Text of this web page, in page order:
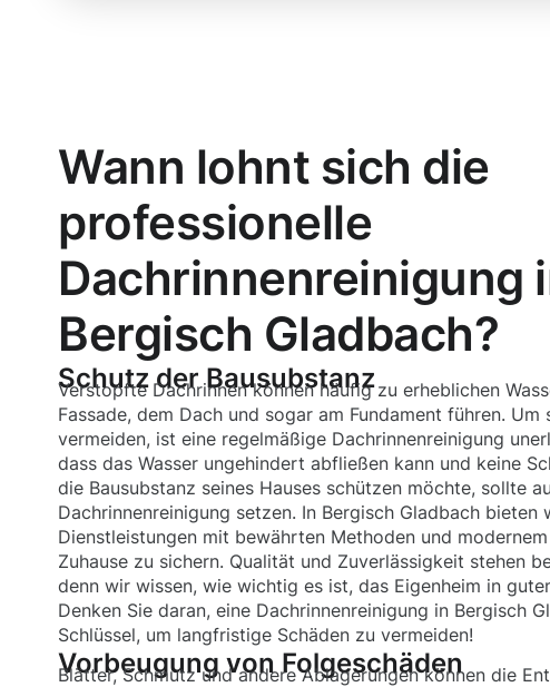
Wann lohnt sich die
professionelle
Dachrinnenreinigung
Bergisch Gladbach?
Schutz der Bausubstanz
Verstopfte Dachrinnen können häufig zu erheblichen
Fassade, dem Dach und sogar am Fundament führen. Um
vermeiden, ist eine regelmäßige Dachrinnenreinigung
dass das Wasser ungehindert abfließen kann und keine
die Bausubstanz seines Hauses schützen möchte, sollte
Dachrinnenreinigung setzen. In Bergisch Gladbach bieten
Dienstleistungen mit bewährten Methoden und
Zuhause zu sichern. Qualität und Zuverlässigkeit stehen
denn wir wissen, wie wichtig es ist, das Eigenheim in
Denken Sie daran, eine Dachrinnenreinigung in Bergisch
Schlüssel, um langfristige Schäden zu vermeiden!
Vorbeugung von Folgeschäden
Blätter, Schmutz und andere Ablagerungen können die